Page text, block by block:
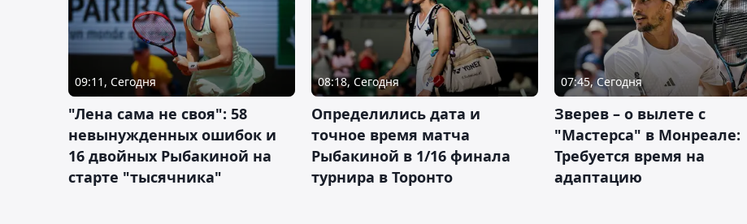
09:11, Сегодня
"Лена сама не своя": 58
невынужденных ошибок и
16 двойных Рыбакиной на
старте "тысячника"
08:18, Сегодня
Определились дата и
точное время матча
Рыбакиной в 1/16 финала
турнира в Торонто
07:45, Сегодня
Зверев – о вылете с
"Мастерса" в Монреале:
Требуется время на
адаптацию